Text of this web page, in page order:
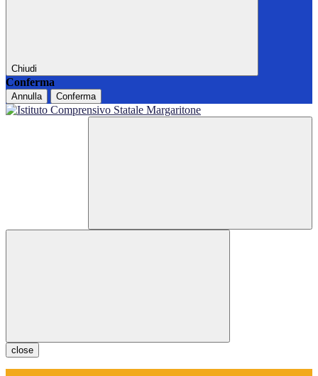
Chiudi
Conferma
Annulla Conferma
close